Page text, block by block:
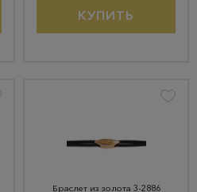
КУПИТЬ
Браслет из золота 3-2886